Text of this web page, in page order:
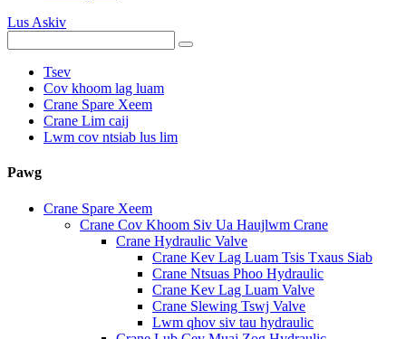
Lus Askiv
Tsev
Cov khoom lag luam
Crane Spare Xeem
Crane Lim caij
Lwm cov ntsiab lus lim
Pawg
Crane Spare Xeem
Crane Cov Khoom Siv Ua Haujlwm Crane
Crane Hydraulic Valve
Crane Kev Lag Luam Tsis Txaus Siab
Crane Ntsuas Phoo Hydraulic
Crane Kev Lag Luam Valve
Crane Slewing Tswj Valve
Lwm qhov siv tau hydraulic